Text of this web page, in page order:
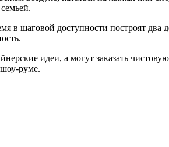
шаговой доступности построят два
идеи, а могут заказать
руме.